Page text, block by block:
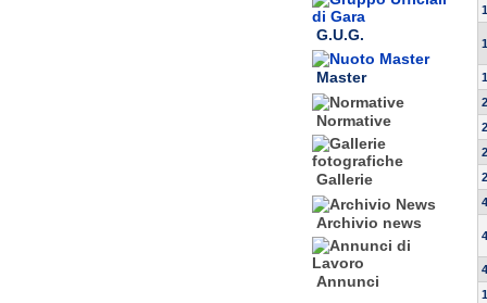
G.U.G.
Master
Normative
Gallerie
Archivio news
Annunci